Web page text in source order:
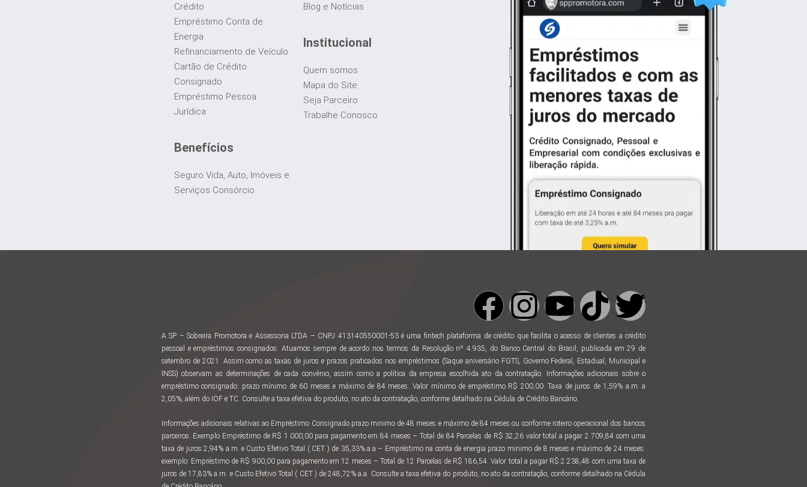
Crédito
Empréstimo Conta de
Energia
Refinanciamento de Veículo
Cartão de Crédito
Consignado
Empréstimo Pessoa
Jurídica
Benefícios
Seguro Vida, Auto, Imóveis e
Serviços Consórcio
Blog e Notícias
Institucional
Quem somos
Mapa do Site
Seja Parceiro
Trabalhe Conosco
A SP – Sobreira Promotora e Assessoria LTDA – CNPJ 413140550001-53 é uma fintech plataforma de crédito que facilita o acesso de clientes a crédito
pessoal e empréstimos consignados. Atuamos sempre de acordo nos termos da Resolução nº 4.935, do Banco Central do Brasil, publicada em 29 de
setembro de 2021. Assim como as taxas de juros e prazos praticados nos empréstimos (Saque aniversário FGTS, Governo Federal, Estadual, Municipal e
INSS) observam as determinações de cada convênio, assim como a política da empresa escolhida ato da contratação. Informações adicionais sobre o
empréstimo consignado: prazo mínimo de 60 meses e máximo de 84 meses. Valor mínimo de empréstimo R$ 200,00. Taxa de juros de 1,59% a.m. a
2,05%, além do IOF e TC. Consulte a taxa efetiva do produto, no ato da contratação, conforme detalhado na Cédula de Crédito Bancário.
Informações adicionais relativas ao Empréstimo Consignado prazo minimo de 48 meses e máximo de 84 meses ou conforme roteiro operacional dos bancos
parceiros. Exemplo Empréstimo de R$ 1.000,00 para pagamento em 84 meses – Total de 84 Parcelas de R$ 32,26 valor total a pagar 2.709,84 com uma
taxa de juros 2,94% a.m. e Custo Efetivo Total ( CET ) de 35,33% a.a – Empréstimo na conta de energia prazo minimo de 8 meses e máximo de 24 meses.
exemplo: Empréstimo de R$ 900,00 para pagamento em 12 meses – Total de 12 Parcelas de R$ 186,54. Valor total a pagar R$ 2.238,48 com uma taxa de
juros de 17,83% a.m. e Custo Efetivo Total ( CET ) de 248,72% a.a. Consulte a taxa efetiva do produto, no ato da contratação, conforme detalhado na Cédula